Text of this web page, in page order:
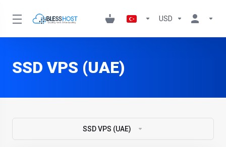
USD
SSD VPS (UAE)
SSD VPS (UAE)